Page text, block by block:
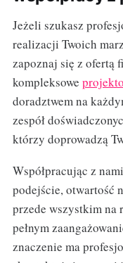
Jeżeli szukasz
realizacji Twoich
zapoznaj się z ofertą
kompleksowe
doradztwem na
zespół
którzy doprowadzą
Współpracując z
podejście, otwartość
przede wszystkim na
pełnym
znaczenie ma